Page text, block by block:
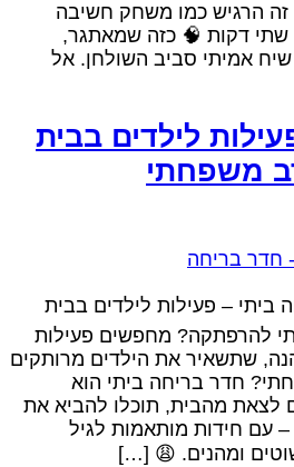
הרגיש כמו משחק חשיבה
דקות 🧠 כזה שמאתגר,
אמיתי סביב השולחן. אל
לילדים בבית
משפחתי
– פעילות לילדים בבית
מחפשים פעילות
שתשאיר את הילדים מרותקים
חדר בריחה ביתי הוא
מהבית, תוכלו להביא את
חידות מותאמות לגיל
ומהנים. 😩 […]